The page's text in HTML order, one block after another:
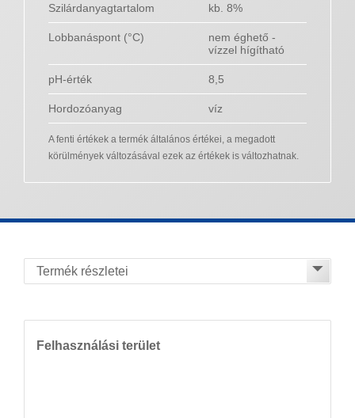
Szilárdanyagtartalom kb. 8%
Lobbanáspont (°C)
nem éghető -
vízzel hígítható
pH-érték 8,5
Hordozóanyag víz
A fenti értékek a termék általános értékei, a megadott
körülmények változásával ezek az értékek is változhatnak.
Felhasználási terület